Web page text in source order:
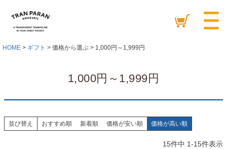
HOME ギフト 価格から選ぶ 1,000円～1,999円
1,000円～1,999円
並び替え おすすめ順 新着順 価格が安い順 価格が高い順
15件中 1-15件表示